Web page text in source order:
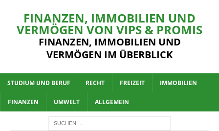
FINANZEN, IMMOBILIEN UND
VERMÖGEN VON VIPS & PROMIS
FINANZEN, IMMOBILIEN UND
VERMÖGEN IM ÜBERBLICK
STUDIUM UND BERUF RECHT FREIZEIT IMMOBILIEN
FINANZEN UMWELT ALLGEMEIN